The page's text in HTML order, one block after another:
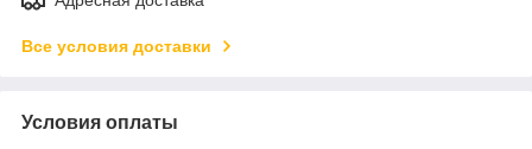
Все условия доставки
Условия оплаты